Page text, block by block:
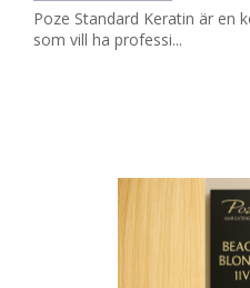
Poze Standard Keratin är en
som vill ha professi...